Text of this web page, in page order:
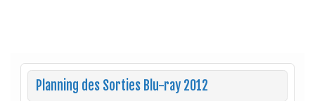
Planning des Sorties Blu-ray 2012